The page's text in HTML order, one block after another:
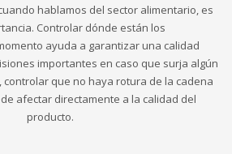
hablamos del sector alimentario, es
Controlar dónde están los
ayuda a garantizar una calidad
importantes en caso que surja algún
controlar que no haya rotura de la cadena
afectar directamente a la calidad del
producto.